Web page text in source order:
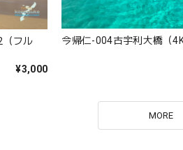
（フル
¥3,000
今帰仁-004古宇利大橋（
MORE